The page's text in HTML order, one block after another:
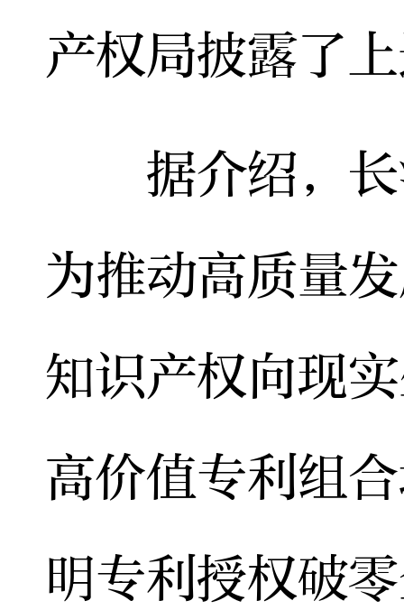
产权局披露了
据介绍，长
为推动高质量
知识产权向现
高价值专利组
明专利授权破